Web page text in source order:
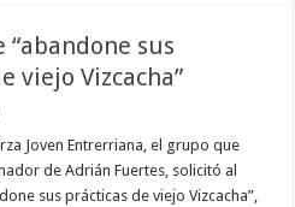
sus
viejo Vizcacha”
Joven Entrerriana, el grupo que
de Adrián Fuertes, solicitó al
sus prácticas de viejo Vizcacha”,